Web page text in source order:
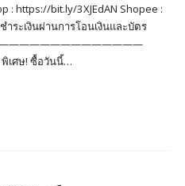
: https://bit.ly/3XJEdAN Shopee :
ระเงินผ่านการโอนเงินและบัตร
—————————————————
เศษ! ซื้อวันนี้…